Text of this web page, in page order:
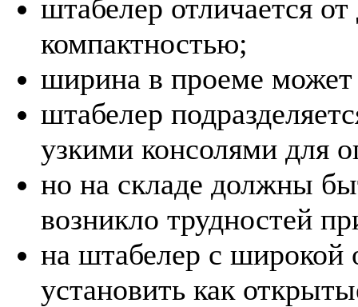
штабелер отличается
компактностью;
ширина в проеме
штабелер
узкими консолями для
но на складе должны
возникло трудностей
на штабелер с
установить как